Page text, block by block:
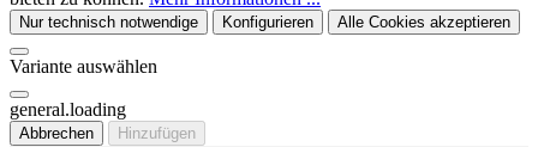
Nur technisch notwendige Konfigurieren Alle Cookies akzeptieren
Variante auswählen
general.loading
Abbrechen Hinzufügen